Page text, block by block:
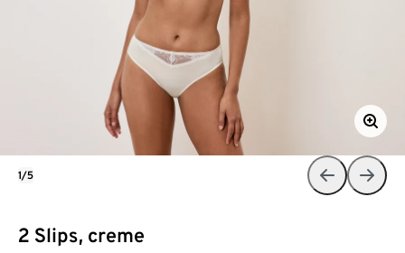
2 Slips, creme
1/5